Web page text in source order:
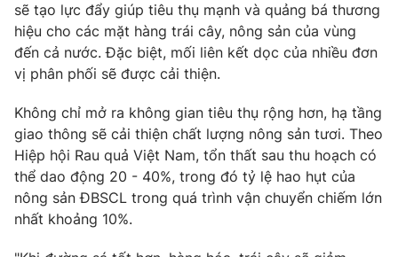
Liên hệ tòa soạn English
THỜI BÁO VTV
Theo dõi báo trên
sẽ tạo lực đẩy giúp tiêu thụ mạnh và quảng bá thương
hiệu cho các mặt hàng trái cây, nông sản của vùng
đến cả nước. Đặc biệt, mối liên kết dọc của nhiều đơn
vị phân phối sẽ được cải thiện.
Không chỉ mở ra không gian tiêu thụ rộng hơn, hạ tầng
giao thông sẽ cải thiện chất lượng nông sản tươi. Theo
Hiệp hội Rau quả Việt Nam, tổn thất sau thu hoạch có
thể dao động 20 - 40%, trong đó tỷ lệ hao hụt của
nông sản ĐBSCL trong quá trình vận chuyển chiếm lớn
nhất khoảng 10%.